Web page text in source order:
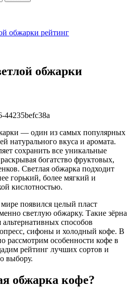
обжарки рейтинг
обжарки
— один из самых популярных
натурального вкуса и аромата.
сохранить все уникальные
богатство фруктовых,
Светлая обжарка подходит
горький, более мягкий и
кислотностью.
появился целый пласт
светлую обжарку. Такие зёрна
способов
сифоны и холодный кофе. В
рассмотрим особенности кофе в
рейтинг лучших сортов и
выбору.
обжарка кофе?